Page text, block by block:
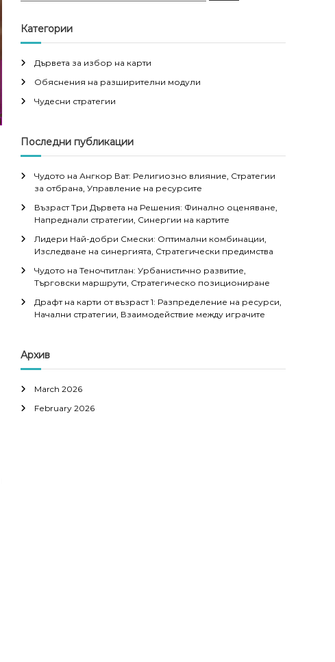
r
c
f
o
r
Категории
Дървета за избор на карти
Обяснения на разширителни модули
Чудесни стратегии
Последни публикации
Чудото на Ангкор Ват: Религиозно влияние, Стратегии
за отбрана, Управление на ресурсите
Възраст Три Дървета на Решения: Финално оценяване,
Напреднали стратегии, Синергии на картите
Лидери Най-добри Смески: Оптимални комбинации,
Изследване на синергията, Стратегически предимства
Чудото на Теночтитлан: Урбанистично развитие,
Търговски маршрути, Стратегическо позициониране
Драфт на карти от възраст 1: Разпределение на ресурси,
Начални стратегии, Взаимодействие между играчите
Архив
March 2026
February 2026